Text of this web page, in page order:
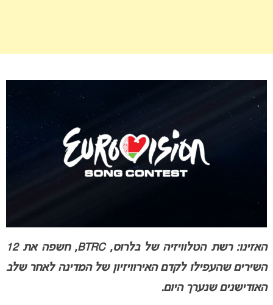
האזינו: רשת הטלוויזיה של בלרוס, BTRC, חשפה את 12
השירים שהעפילו לקדם האירוויזיון של המדינה לאחר שלב
האודישנים שנערך היום.